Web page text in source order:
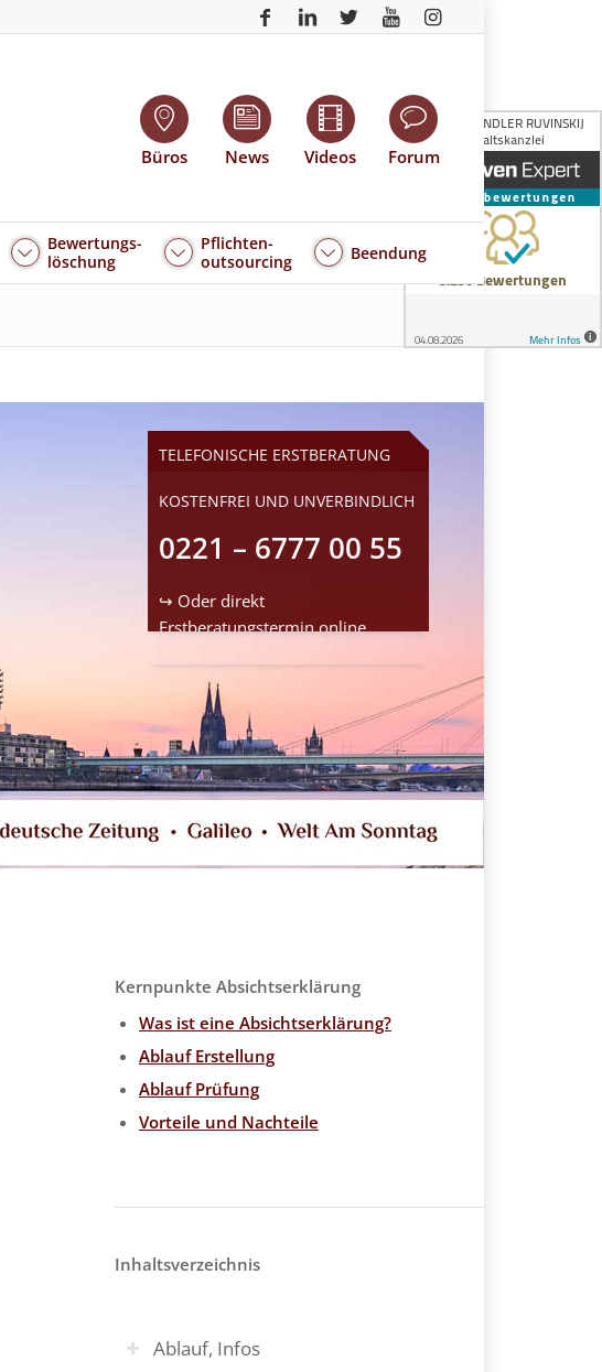
Büros News Videos Forum
Bewertungs-
löschung
Pflichten-
outsourcing
Beendung
TELEFONISCHE ERSTBERATUNG
KOSTENFREI UND UNVERBINDLICH
0221 – 6777 00 55
↪ Oder direkt
Erstberatungsterminonline
Kernpunkte Absichtserklärung
Was ist eine Absichtserklärung?
Ablauf Erstellung
Ablauf Prüfung
Vorteile und Nachteile
Inhaltsverzeichnis
Ablauf, Infos